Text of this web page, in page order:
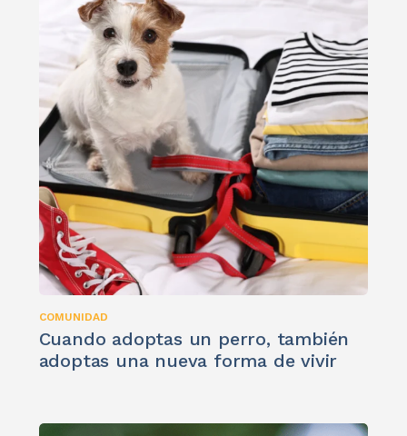
COMUNIDAD
Cuando adoptas un perro, también
adoptas una nueva forma de vivir